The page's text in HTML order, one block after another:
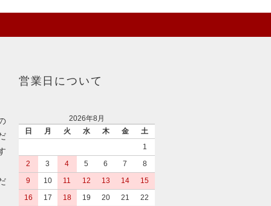
営業日について
2026年8月
日
月 火 水 木 金
土
1
2
3 4 5 6 7
8
9
10 11 12 13 14
15
16
17 18 19 20 21
22